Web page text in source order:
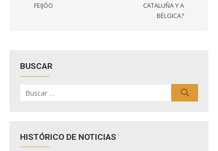
FEIJÓO
CATALUÑA Y A
BÉLGICA?
BUSCAR
por:
HISTÓRICO DE NOTICIAS